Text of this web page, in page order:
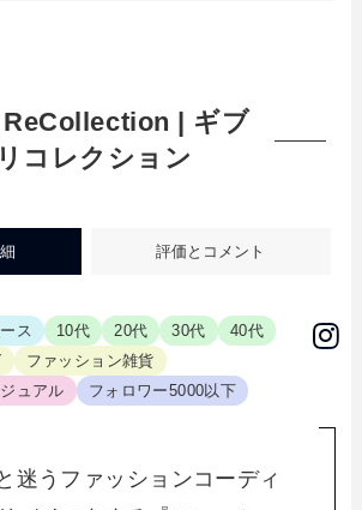
| ギブ
リコレクション
評価とコメント
ス 10代 20代 30代
40代
ファッション雑貨
ュアル フォロワー5000以下
迷うファッションコーディ